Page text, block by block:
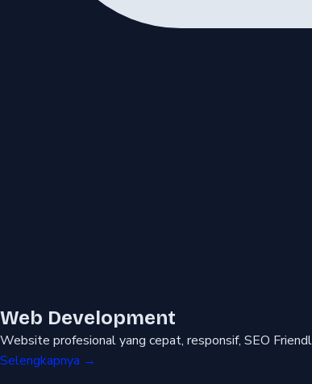
Web Development
Website profesional yang cepat, responsif, SEO
Selengkapnya →